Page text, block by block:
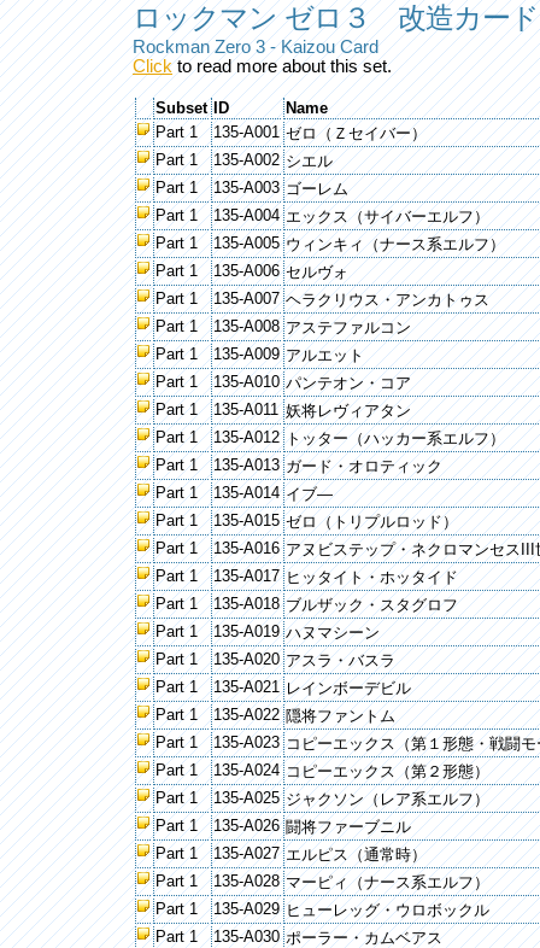
ロックマン ゼロ３ 改造カード
Rockman Zero 3 - Kaizou Card
Clickto read more about this set.
Subset ID
Name
Part 1
135-A001 ゼロ（Ｚセイバー）
Part 1
135-A002 シエル
Part 1
135-A003 ゴーレム
Part 1
135-A004 エックス（サイバーエルフ）
Part 1
135-A005 ウィンキィ（ナース系エルフ）
Part 1
135-A006 セルヴォ
Part 1
135-A007 ヘラクリウス・アンカトゥス
Part 1
135-A008 アステファルコン
Part 1
135-A009 アルエット
Part 1
135-A010 パンテオン・コア
Part 1
135-A011 妖将レヴィアタン
Part 1
135-A012 トッター（ハッカー系エルフ）
Part 1
135-A013 ガード・オロティック
Part 1
135-A014 イブ―
Part 1
135-A015 ゼロ（トリプルロッド）
Part 1
135-A016 アヌビステップ・ネクロマンセスIII
Part 1
135-A017 ヒッタイト・ホッタイド
Part 1
135-A018 ブルザック・スタグロフ
Part 1
135-A019 ハヌマシーン
Part 1
135-A020 アスラ・バスラ
Part 1
135-A021 レインボーデビル
Part 1
135-A022 隠将ファントム
Part 1
135-A023 コピーエックス（第１形態・戦闘モ
Part 1
135-A024 コピーエックス（第２形態）
Part 1
135-A025 ジャクソン（レア系エルフ）
Part 1
135-A026 闘将ファーブニル
Part 1
135-A027 エルピス（通常時）
Part 1
135-A028 マーピィ（ナース系エルフ）
Part 1
135-A029 ヒューレッグ・ウロボックル
Part 1
135-A030 ポーラー・カムベアス